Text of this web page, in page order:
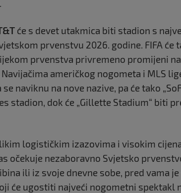
će s devet utakmica biti stadion s
prvenstvu 2026. godine. FIFA će
prvenstva privremeno promijeni
američkog nogometa i MLS
naviknu na nove nazive, pa će tako
stadion, dok će „Gillette Stadium“ biti
logističkim izazovima i visokim
očekuje nezaboravno Svjetsko
ili iz svoje dnevne sobe, pred vama
će ugostiti najveći nogometni spektakl